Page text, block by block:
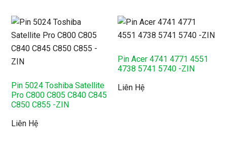
Pin 5024 Toshiba Satellite
Pro C800 C805 C840 C845
C850 C855 -ZIN
Liên Hệ
Pin Acer 4741 4771 4551
4738 5741 5740 -ZIN
Liên Hệ